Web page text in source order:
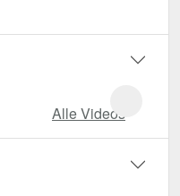
Alle Videos